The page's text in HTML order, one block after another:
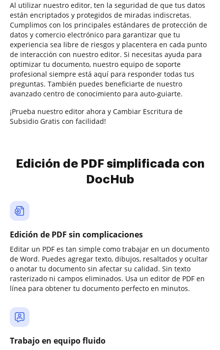
Al utilizar nuestro editor, ten la seguridad de que tus datos
están encriptados y protegidos de miradas indiscretas.
Cumplimos con los principales estándares de protección de
datos y comercio electrónico para garantizar que tu
experiencia sea libre de riesgos y placentera en cada punto
de interacción con nuestro editor. Si necesitas ayuda para
optimizar tu documento, nuestro equipo de soporte
profesional siempre está aquí para responder todas tus
preguntas. También puedes beneficiarte de nuestro
avanzado centro de conocimiento para auto-guiarte.
¡Prueba nuestro editor ahora y Cambiar Escritura de
Subsidio Gratis con facilidad!
Edición de PDF simplificada con
DocHub
Edición de PDF sin complicaciones
Editar un PDF es tan simple como trabajar en un documento
de Word. Puedes agregar texto, dibujos, resaltados y ocultar
o anotar tu documento sin afectar su calidad. Sin texto
rasterizado ni campos eliminados. Usa un editor de PDF en
línea para obtener tu documento perfecto en minutos.
Trabajo en equipo fluido